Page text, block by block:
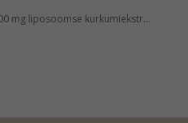
mg liposoomse kurkumiekstr...